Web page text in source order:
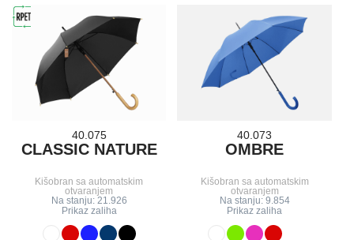
40.075
CLASSIC NATURE
Kišobran sa automatskim
otvaranjem
Na stanju: 21.926
Prikaz zaliha
40.073
OMBRE
Kišobran sa automatskim
otvaranjem
Na stanju: 9.854
Prikaz zaliha